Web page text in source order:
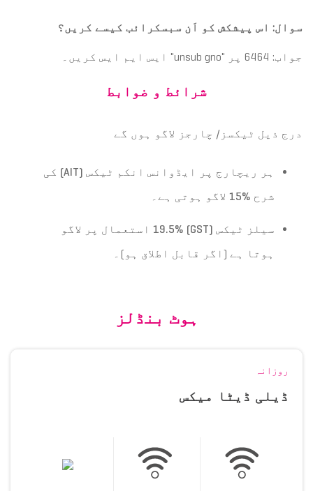
سوال: اس پیشکش کو اَن سبسکرائب کیسے کریں؟
جواب: 6464 پر "unsub gno" ایس ایم ایس کریں۔
شرائط و ضوابط
درج ذیل ٹیکسز/ چارجز لاگو ہوں گے
ہر ریچارج پر ایڈوانس انکم ٹیکس (AIT)
کی
شرح %15 لاگو ہوتی ہے۔
سیلز ٹیکس (GST)
19.5% استعمال پر لاگو
ہوتا ہے (اگر قابل اطلاق ہو)۔
ہوٹ بنڈلز
روزانہ
ڈیلی ڈیٹا میکس